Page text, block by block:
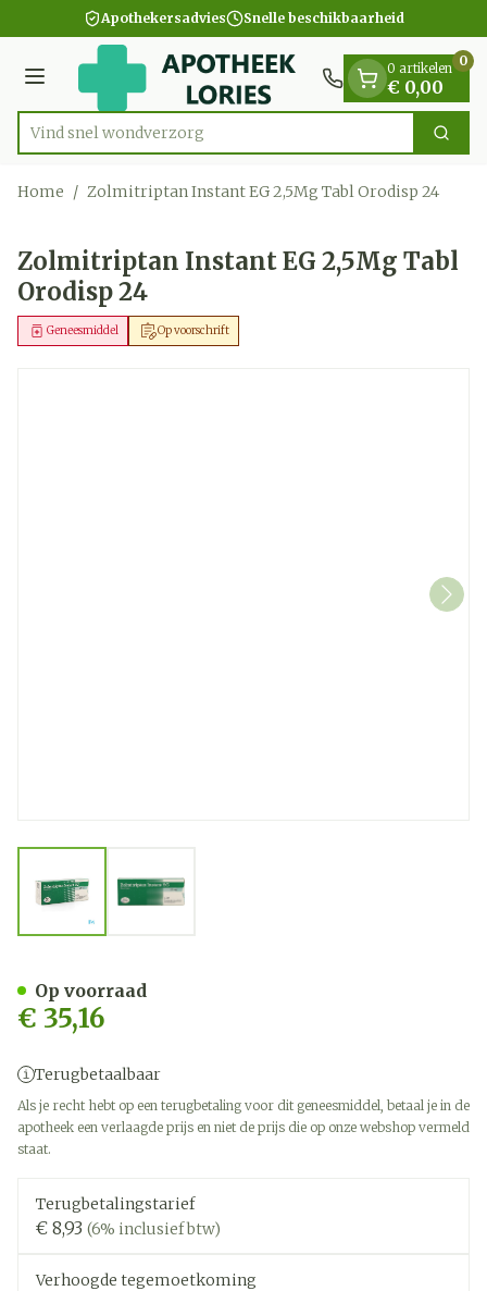
Ga naar de inhoudApothekersadvies Snelle beschikbaarheid
Menu
Product, merk, categorie...
Vind snel wo Zoek
0 artikelen
€ 0,00
0
Home / Zolmitriptan Instant EG 2,5Mg Tabl Orodisp 24
Zolmitriptan Instant EG 2,5Mg Tabl
Orodisp 24
Op voorschrift
Geneesmiddel
€ 35,16
Terugbetaalbaar
Als je recht hebt op een terugbetaling voor dit geneesmiddel, betaal je in de
apotheek een verlaagde prijs en niet de prijs die op onze webshop vermeld
staat.
Terugbetalingstarief
€ 8,93 (6% inclusief btw)
Verhoogde tegemoetkoming
Op voorraad